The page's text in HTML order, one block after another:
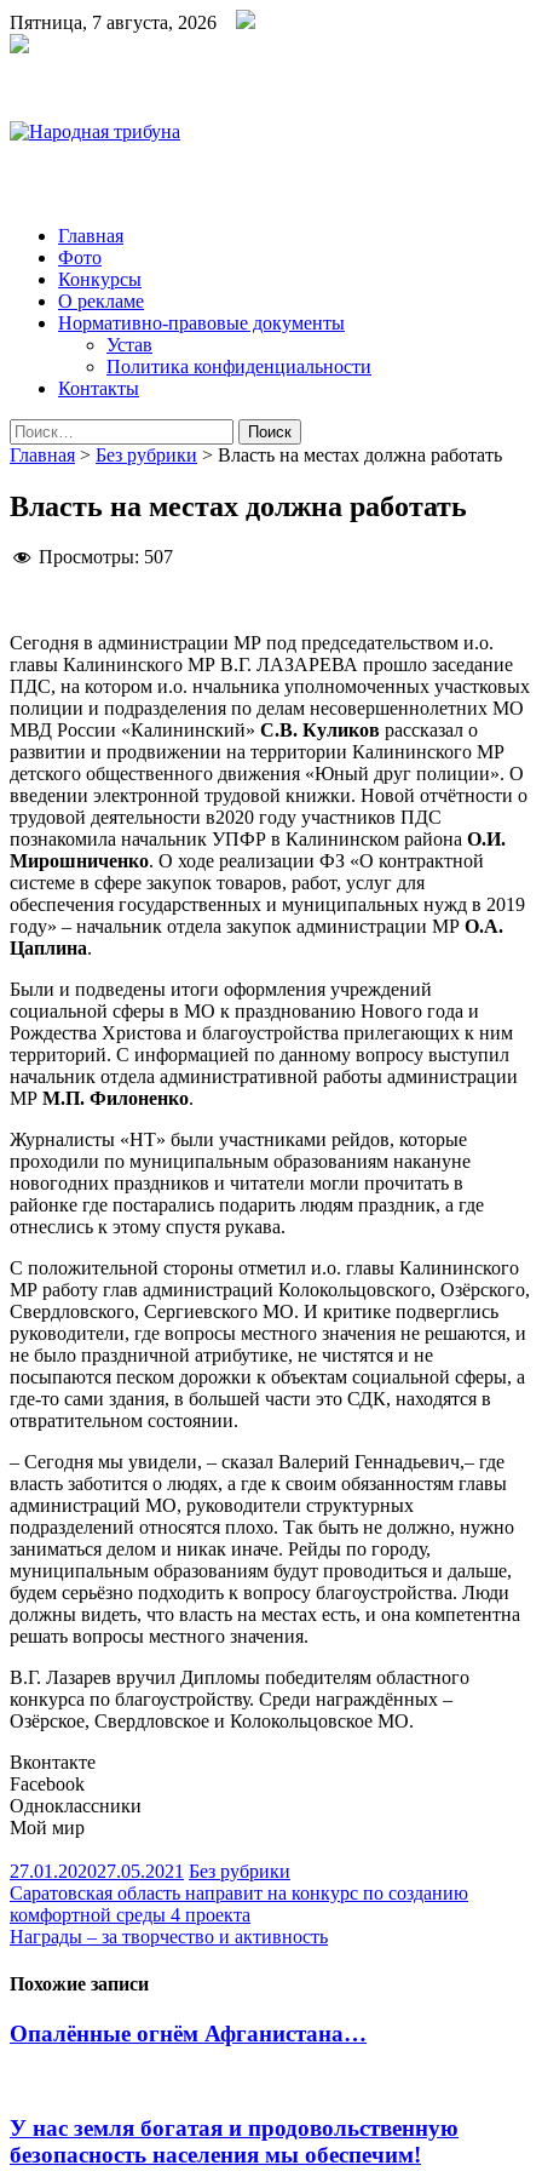
Пятница, 7 августа, 2026
Народная трибуна
Калининская районная газета
Главная
Фото
Конкурсы
О рекламе
Нормативно-правовые документы
Устав
Политика конфиденциальности
Контакты
Найти:
Главная > Без рубрики > Власть на местах должна работать
Власть на местах должна работать
Просмотры: 507
Сегодня в администрации МР под председательством и.о.
главы Калининского МР В.Г. ЛАЗАРЕВА прошло заседание
ПДС, на котором и.о. нчальника уполномоченных участковых
полиции и подразделения по делам несовершеннолетних МО
МВД России «Калининский» С.В. Куликов рассказал о
развитии и продвижении на территории Калининского МР
детского общественного движения «Юный друг полиции». О
введении электронной трудовой книжки. Новой отчётности о
трудовой деятельности в2020 году участников ПДС
познакомила начальник УПФР в Калининском района О.И.
Мирошниченко. О ходе реализации ФЗ «О контрактной
системе в сфере закупок товаров, работ, услуг для
обеспечения государственных и муниципальных нужд в 2019
году» – начальник отдела закупок администрации МР О.А.
Цаплина.
Были и подведены итоги оформления учреждений
социальной сферы в МО к празднованию Нового года и
Рождества Христова и благоустройства прилегающих к ним
территорий. С информацией по данному вопросу выступил
начальник отдела административной работы администрации
МР М.П. Филоненко.
Журналисты «НТ» были участниками рейдов, которые
проходили по муниципальным образованиям накануне
новогодних праздников и читатели могли прочитать в
районке где постарались подарить людям праздник, а где
отнеслись к этому спустя рукава.
С положительной стороны отметил и.о. главы Калининского
МР работу глав администраций Колокольцовского, Озёрского,
Свердловского, Сергиевского МО. И критике подверглись
руководители, где вопросы местного значения не решаются, и
не было праздничной атрибутике, не чистятся и не
посыпаются песком дорожки к объектам социальной сферы, а
где-то сами здания, в большей части это СДК, находятся в
отвратительном состоянии.
– Сегодня мы увидели, – сказал Валерий Геннадьевич,– где
власть заботится о людях, а где к своим обязанностям главы
администраций МО, руководители структурных
подразделений относятся плохо. Так быть не должно, нужно
заниматься делом и никак иначе. Рейды по городу,
муниципальным образованиям будут проводиться и дальше,
будем серьёзно подходить к вопросу благоустройства. Люди
должны видеть, что власть на местах есть, и она компетентна
решать вопросы местного значения.
В.Г. Лазарев вручил Дипломы победителям областного
конкурса по благоустройству. Среди награждённых –
Озёрское, Свердловское и Колокольцовское МО.
Вконтакте
Facebook
Одноклассники
Мой мир
27.01.202027.05.2021 Без рубрики
Навигация
по
Саратовская область направит на конкурс по созданию
комфортной среды 4 проекта
Награды – за творчество и активность
Похожие записи
Опалённые огнём Афганистана…
У нас земля богатая и продовольственную
безопасность населения мы обеспечим!